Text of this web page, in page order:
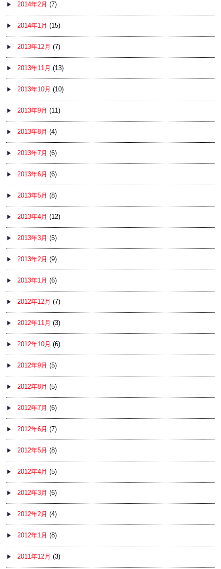
2014年2月 (7)
2014年1月 (15)
2013年12月 (7)
2013年11月 (13)
2013年10月 (10)
2013年9月 (11)
2013年8月 (4)
2013年7月 (6)
2013年6月 (6)
2013年5月 (8)
2013年4月 (12)
2013年3月 (5)
2013年2月 (9)
2013年1月 (6)
2012年12月 (7)
2012年11月 (3)
2012年10月 (6)
2012年9月 (5)
2012年8月 (5)
2012年7月 (6)
2012年6月 (7)
2012年5月 (8)
2012年4月 (5)
2012年3月 (6)
2012年2月 (4)
2012年1月 (8)
2011年12月 (3)